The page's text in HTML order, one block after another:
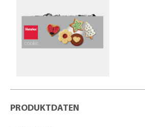
PRODUKTDATEN